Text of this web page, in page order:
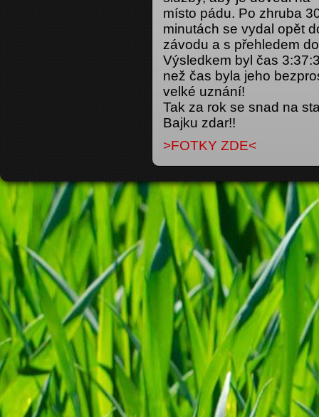
místo pádu. Po zhruba
minutách se vydal opět
závodu a s přehledem
Výsledkem byl čas
než čas byla jeho
velké uznání!
Tak za rok se snad na
Bajku zdar!!
>FOTKY ZDE<